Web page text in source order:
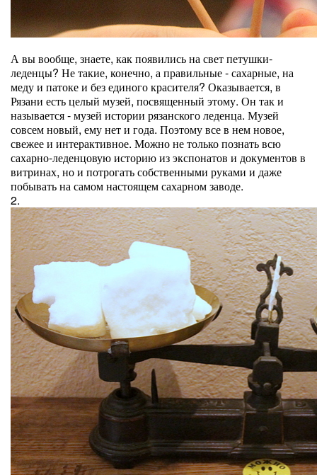
А вы вообще, знаете, как появились на свет петушки-
леденцы? Не такие, конечно, а правильные - сахарные, на
меду и патоке и без единого красителя? Оказывается, в
Рязани есть целый музей, посвященный этому. Он так и
называется - музей истории рязанского леденца. Музей
совсем новый, ему нет и года. Поэтому все в нем новое,
свежее и интерактивное. Можно не только познать всю
сахарно-леденцовую историю из экспонатов и документов в
витринах, но и потрогать собственными руками и даже
побывать на самом настоящем сахарном заводе.
2.